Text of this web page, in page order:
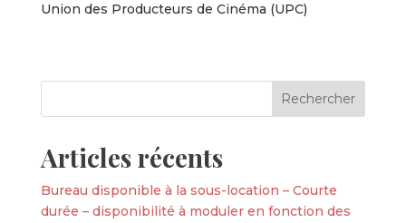
Union des Producteurs de Cinéma (UPC)
Articles récents
Bureau disponible à la sous-location – Courte
durée – disponibilité à moduler en fonction des